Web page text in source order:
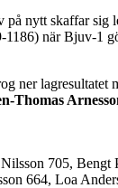
nytt skaffar sig
när Bjuv-1
ner lagresultatet
Thomas
705, Bengt
664, Loa